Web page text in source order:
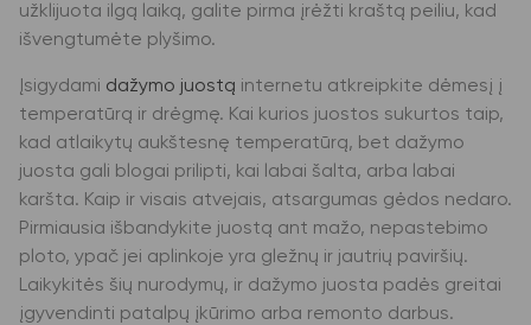
užklijuota ilgą laiką, galite pirma įrėžti kraštą peiliu, kad
išvengtumėte plyšimo.
Įsigydami dažymo juostą internetu atkreipkite dėmesį į
temperatūrą ir drėgmę. Kai kurios juostos sukurtos taip,
kad atlaikytų aukštesnę temperatūrą, bet dažymo
juosta gali blogai prilipti, kai labai šalta, arba labai
karšta. Kaip ir visais atvejais, atsargumas gėdos nedaro.
Pirmiausia išbandykite juostą ant mažo, nepastebimo
ploto, ypač jei aplinkoje yra gležnų ir jautrių paviršių.
Laikykitės šių nurodymų, ir dažymo juosta padės greitai
įgyvendinti patalpų įkūrimo arba remonto darbus.